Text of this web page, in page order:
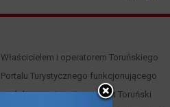
Właścicielem i operatorem Toruńskiego
Portalu Turystycznego funkcjonującego
pod domeną toruntour.pl jest Toruński